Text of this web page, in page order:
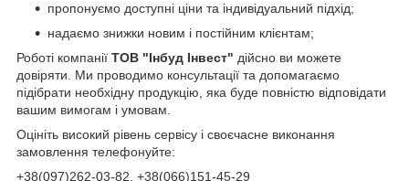
пропонуємо доступні ціни та індивідуальний підхід;
надаємо знижки новим і постійним клієнтам;
Роботі компанії ТОВ "Інбуд Інвест" дійсно ви можете
довіряти. Ми проводимо консультації та допомагаємо
підібрати необхідну продукцію, яка буде повністю відповідати
вашим вимогам і умовам.
Оцініть високий рівень сервісу і своєчасне виконання
замовлення телефонуйте:
+38(097)262-03-82 , +38(066)151-45-29